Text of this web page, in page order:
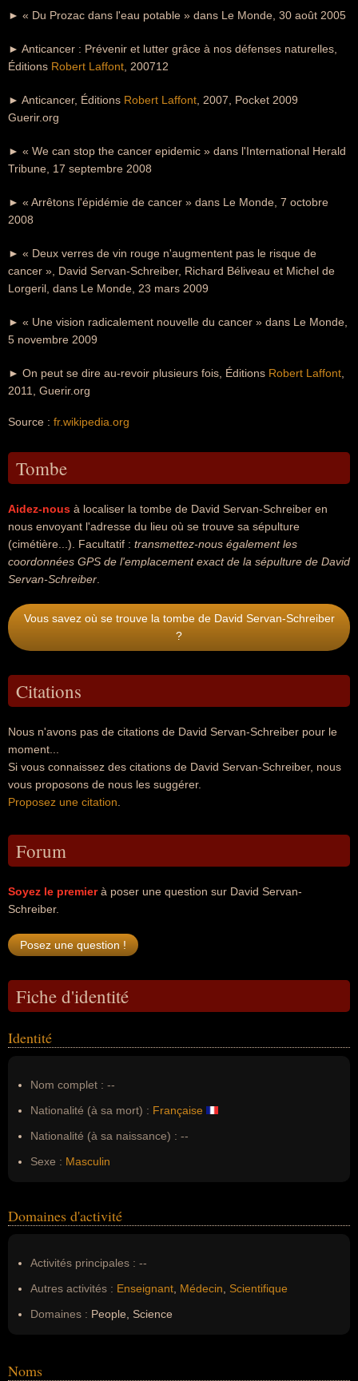
► « Du Prozac dans l'eau potable » dans Le Monde, 30 août 2005
► Anticancer : Prévenir et lutter grâce à nos défenses naturelles,
Éditions Robert Laffont , 200712
► Anticancer, Éditions Robert Laffont , 2007, Pocket 2009
Guerir.org
► « We can stop the cancer epidemic » dans l'International Herald
Tribune, 17 septembre 2008
► « Arrêtons l'épidémie de cancer » dans Le Monde, 7 octobre
2008
► « Deux verres de vin rouge n'augmentent pas le risque de
cancer », David Servan-Schreiber, Richard Béliveau et Michel de
Lorgeril, dans Le Monde, 23 mars 2009
► « Une vision radicalement nouvelle du cancer » dans Le Monde,
5 novembre 2009
► On peut se dire au-revoir plusieurs fois, Éditions Robert Laffont
2011, Guerir.org
Source : fr.wikipedia.org
Tombe
Aidez-nous à localiser la tombe de David Servan-Schreiber en
nous envoyant l'adresse du lieu où se trouve sa sépulture
(cimétière...). Facultatif : transmettez-nous également les
coordonnées GPS de l'emplacement exact de la sépulture de David
Servan-Schreiber
Vous savez où se trouve la tombe de David Servan-Schreiber
?
Citations
Nous n'avons pas de citations de David Servan-Schreiber pour le
moment...
Si vous connaissez des citations de David Servan-Schreiber, nous
vous proposons de nous les suggérer.
Proposez une citation
Forum
Soyez le premierà poser une question sur David Servan-
Schreiber.
Fiche d'identité
Identité
Nom complet : --
Nationalité (à sa mort) : Française
Nationalité (à sa naissance) : --
Sexe : Masculin
Domaines d'activité
Activités principales : --
Autres activités : Enseignant Médecin
Scientifique
Domaines : People, Science
Noms